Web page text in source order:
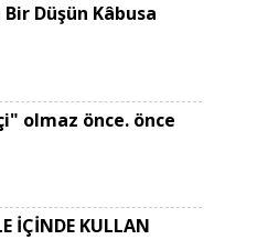
Düşün Kâbusa
olmaz önce. önce
İÇİNDE KULLAN